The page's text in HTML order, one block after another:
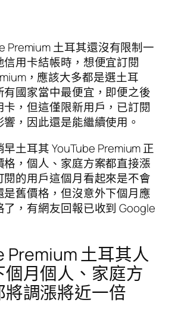
Premium 土耳其還沒有限制一
用卡結帳時，想便宜訂閱
，應該大多都是選土耳
有國家當中最便宜，即便之後
卡，但這僅限新用戶，已訂閱
，因此還是能繼續使用。
土耳其 YouTube Premium 正
格，個人、家庭方案都直接漲
閱的用戶這個月看起來是不會
是舊價格，但沒意外下個月應
，有網友回報已收到 Google
Premium 土耳其人
個月個人、家庭方
將調漲將近一倍